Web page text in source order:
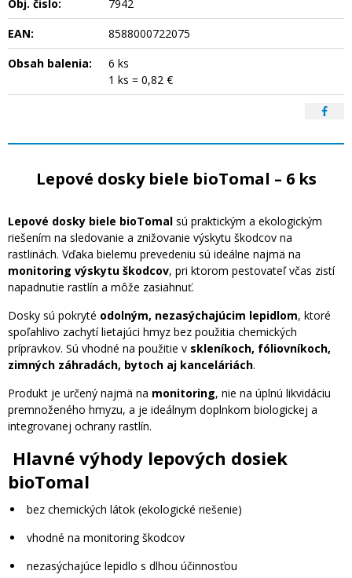
Obj. čislo:
7942
EAN:
8588000722075
Obsah balenia:
6 ks
1 ks = 0,82 €
Lepové dosky biele bioTomal – 6 ks
Lepové dosky biele bioTomal sú praktickým a ekologickým
riešením na sledovanie a znižovanie výskytu škodcov na
rastlinách. Vďaka bielemu prevedeniu sú ideálne najmä na
monitoring výskytu škodcov, pri ktorom pestovateľ včas zistí
napadnutie rastlín a môže zasiahnuť.
Dosky sú pokryté odolným, nezasýchajúcim lepidlom, ktoré
spoľahlivo zachytí lietajúci hmyz bez použitia chemických
prípravkov. Sú vhodné na použitie v skleníkoch, fóliovníkoch,
zimných záhradách, bytoch aj kanceláriách.
Produkt je určený najmä na monitoring, nie na úplnú likvidáciu
premnoženého hmyzu, a je ideálnym doplnkom biologickej a
integrovanej ochrany rastlín.
Hlavné výhody lepových dosiek
bioTomal
bez chemických látok (ekologické riešenie)
vhodné na monitoring škodcov
nezasýchajúce lepidlo s dlhou účinnosťou